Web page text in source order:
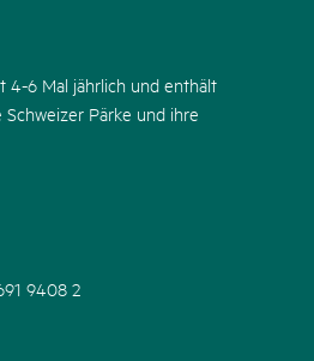
4-6 Mal jährlich und enthält
Pärke und ihre
9408 2